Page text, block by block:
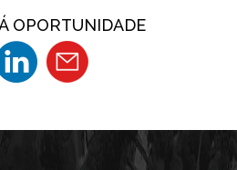
OPORTUNIDADE